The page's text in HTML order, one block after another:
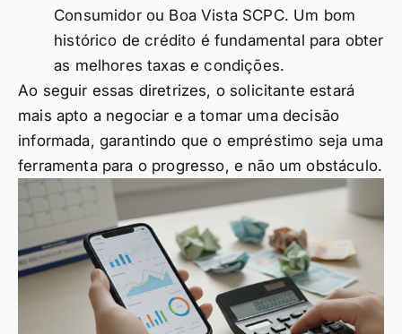
Consumidor ou Boa Vista SCPC. Um bom
histórico de crédito é fundamental para obter
as melhores taxas e condições.
Ao seguir essas diretrizes, o solicitante estará
mais apto a negociar e a tomar uma decisão
informada, garantindo que o empréstimo seja uma
ferramenta para o progresso, e não um obstáculo.